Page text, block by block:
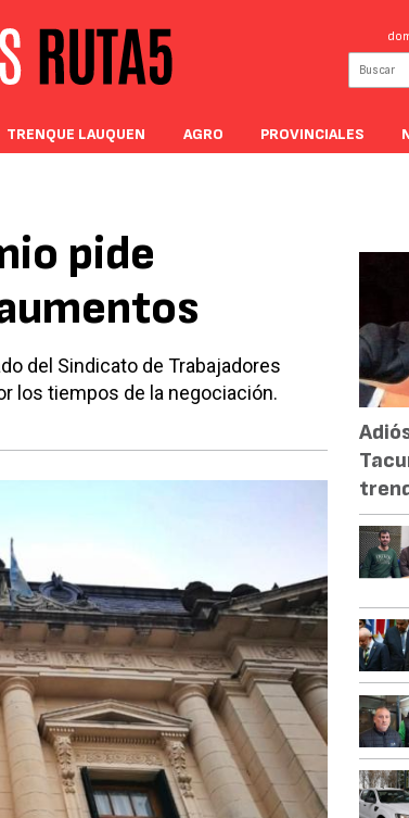
TRENQUE LAUQUEN AGRO PROVINCIALES
pide
del Sindicato de Trabajadores
los tiempos de la negociación.